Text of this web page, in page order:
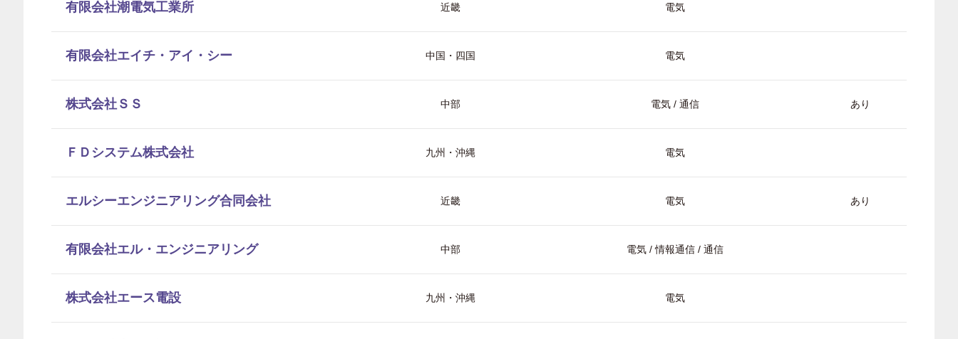
有限会社潮電気工業所 近畿 電気
有限会社エイチ・アイ・シー 中国・四国 電気
株式会社ＳＳ 中部 電気 / 通信 あり
ＦＤシステム株式会社 九州・沖縄 電気
エルシーエンジニアリング合同会社 近畿 電気 あり
有限会社エル・エンジニアリング 中部 電気 / 情報通信 / 通信
株式会社エース電設 九州・沖縄 電気